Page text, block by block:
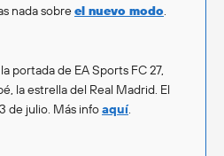
nada sobreel nuevo modo.
portada de EA Sports FC 27,
la estrella del Real Madrid. El
de julio. Más infoaquí.